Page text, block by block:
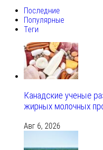
Последние
Популярные
Теги
Канадские ученые
жирных молочных
Авг 6, 2026